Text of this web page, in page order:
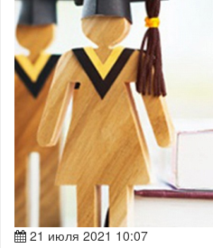
21 июля 2021 10:07